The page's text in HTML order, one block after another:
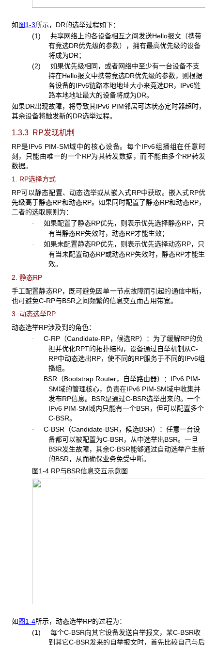
如图1-3所示，DR的选举过程如下：
(1) 共享网络上的各设备相互之间发送Hello报文（携带
有竞选DR优先级的参数），拥有最高优先级的设备
将成为DR；
(2) 如果优先级相同，或者网络中至少有一台设备不支
持在Hello报文中携带竞选DR优先级的参数，则根据
各设备的IPv6链路本地地址大小来竞选DR，IPv6链
路本地地址最大的设备将成为DR。
如果DR出现故障，将导致其IPv6 PIM邻居可达状态定时器超时，
其余设备将触发新的DR选举过程。
1.3.3 RP发现机制
RP是IPv6 PIM-SM域中的核心设备。每个IPv6组播组在任意时
刻，只能由唯一的一个RP为其转发数据，而不能由多个RP转发
数据。
1. RP选择方式
RP可以静态配置、动态选举或从嵌入式RP中获取。嵌入式RP优
先级高于静态RP和动态RP。如果同时配置了静态RP和动态RP，
二者的选取原则为：
· 如果配置了静态RP优先，则表示优先选择静态RP，只
有当静态RP失效时，动态RP才能生效；
· 如果未配置静态RP优先，则表示优先选择动态RP，只
有当未配置动态RP或动态RP失效时，静态RP才能生
效。
2. 静态RP
手工配置静态RP，既可避免因单一节点故障而引起的通信中断，
也可避免C-RP与BSR之间频繁的信息交互而占用带宽。
3. 动态选举RP
动态选举RP涉及到的角色：
· C-RP（Candidate-RP，候选RP）：为了缓解RP的负
担并优化RPT的拓扑结构，设备通过自举机制从C-
RP中动态选出RP，使不同的RP服务于不同的IPv6组
播组。
· BSR（Bootstrap Router，自举路由器）：IPv6 PIM-
SM域的管理核心，负责在IPv6 PIM-SM域中收集并
发布RP信息。BSR是通过C-BSR选举出来的。一个
IPv6 PIM-SM域内只能有一个BSR，但可以配置多个
C-BSR。
· C-BSR（Candidate-BSR，候选BSR）：任意一台设
备都可以被配置为C-BSR，从中选举出BSR。一旦
BSR发生故障，其余C-BSR能够通过自动选举产生新
的BSR，从而确保业务免受中断。
图1-4 RP与BSR信息交互示意图
如图1-4所示，动态选举RP的过程为：
(1) 每个C-BSR向其它设备发送自举报文，某C-BSR收
到其它C-BSR发来的自举报文时，首先比较自己与后